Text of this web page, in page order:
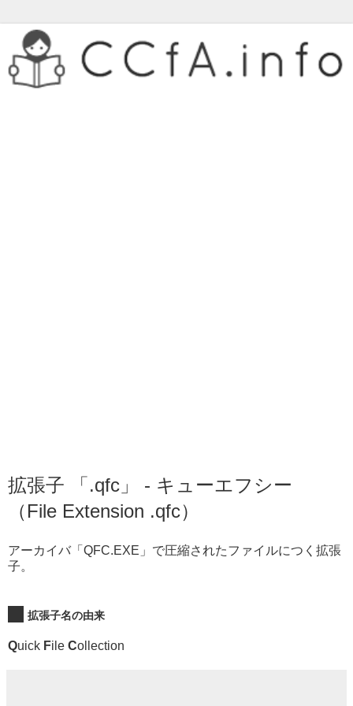
拡張子 「.qfc」 - キューエフシー
（File Extension .qfc）
アーカイバ「QFC.EXE」で圧縮されたファイルにつく拡張
子。
拡張子名の由来
Quick File Collection